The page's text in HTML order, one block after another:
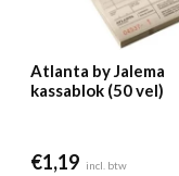
Atlanta by Jalema
kassablok (50 vel)
€1,19 incl. btw